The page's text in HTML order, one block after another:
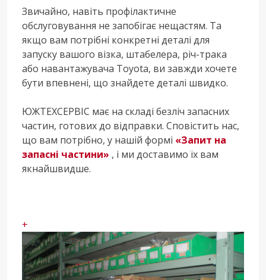
Звичайно, навіть профілактичне
обслуговування не запобігає нещастям. Та
якщо вам потрібні конкретні деталі для
запуску вашого візка, штабелера, річ-трака
або навантажувача Toyota, ви завжди хочете
бути впевнені, що знайдете деталі швидко.
ЮЖТЕХСЕРВІС має на складі безліч запасних
частин, готових до відправки. Сповістить нас,
що вам потрібно, у нашій формі «Запит на
запасні частини» , і ми доставимо їх вам
якнайшвидше.
+